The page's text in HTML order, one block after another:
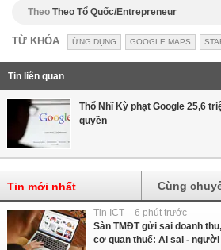
Theo Theo Tổ Quốc/Entrepreneur
TỪ KHÓA ỨNG DỤNG GOOGLE MAPS
Tin liên quan
Thổ Nhĩ Kỳ phạt Google 25,6
quyền
Tin mới nhất Cùng
Tin ICT - 6 phút trước
Sàn TMĐT gửi sai doanh
cơ quan thuế: Ai sai -